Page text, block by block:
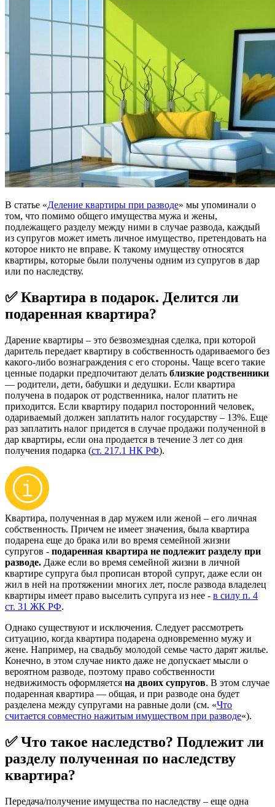
В статье «Деление квартиры при разводе» мы упоминали о
том, что помимо общего имущества мужа и жены,
подлежащего разделу между ними в случае развода, каждый
из супругов может иметь личное имущество, претендовать на
которое никто не вправе. К такому имуществу относятся
квартиры, которые были получены одним из супругов в дар
или по наследству.
✅ Квартира в подарок. Делится ли
подаренная квартира?
Дарение квартиры – это безвозмездная сделка, при которой
даритель передает квартиру в собственность одариваемого без
какого-либо вознаграждения с его стороны. Чаще всего такие
ценные подарки предпочитают делать близкие родственники
— родители, дети, бабушки и дедушки. Если квартира
получена в подарок от родственника, налог платить не
приходится. Если квартиру подарил посторонний человек,
одариваемый должен заплатить налог государству – 13%. Еще
раз заплатить налог придется в случае продажи полученной в
дар квартиры, если она продается в течение 3 лет со дня
получения подарка (ст. 217.1 НК РФ).
Квартира, полученная в дар мужем или женой – его личная
собственность. Причем не имеет значения, была квартира
подарена еще до брака или во время семейной жизни
супругов - подаренная квартира не подлежит разделу при
разводе. Даже если во время семейной жизни в личной
квартире супруга был прописан второй супруг, даже если он
жил в ней на протяжении многих лет, после развода владелец
квартиры имеет право выселить супруга из нее - в силу п. 4
ст. 31 ЖК РФ.
Однако существуют и исключения. Следует рассмотреть
ситуацию, когда квартира подарена одновременно мужу и
жене. Например, на свадьбу молодой семье часто дарят жилье.
Конечно, в этом случае никто даже не допускает мысли о
вероятном разводе, поэтому право собственности
недвижимость оформляется на двоих супругов. В этом случае
подаренная квартира — общая, и при разводе она будет
разделена между супругами на равные доли (см. «Что
считается совместно нажитым имуществом при разводе«).
✅ Что такое наследство? Подлежит ли
разделу полученная по наследству
квартира?
Передача/получение имущества по наследству – еще одна